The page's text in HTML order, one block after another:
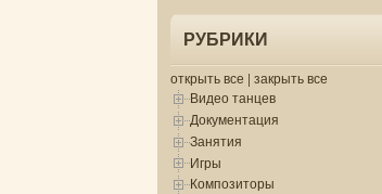
РУБРИКИ
открыть все | закрыть все
Видео танцев
Документация
Занятия
Игры
Композиторы